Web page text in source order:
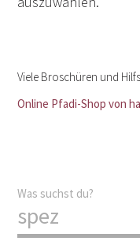
Viele Broschüren und
Online Pfadi-Shop von
Was suchst du?